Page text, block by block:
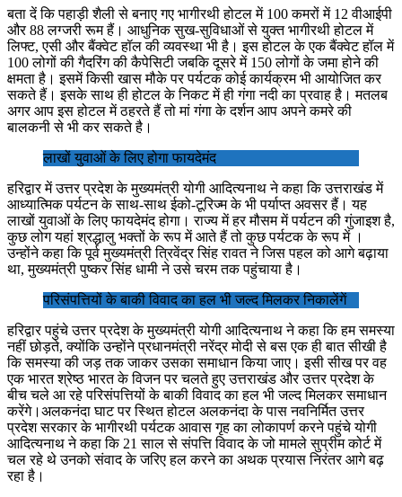
बता दें कि पहाड़ी शैली से बनाए गए भागीरथी होटल में 100 कमरों में 12 वीआईपी
और 88 लग्जरी रूम हैं। आधुनिक सुख-सुविधाओं से युक्त भागीरथी होटल में
लिफ्ट, एसी और बैंक्वेट हॉल की व्यवस्था भी है। इस होटल के एक बैंक्वेट हॉल में
100 लोगों की गैदरिंग की कैपेसिटी जबकि दूसरे में 150 लोगों के जमा होने की
क्षमता है। इसमें किसी खास मौके पर पर्यटक कोई कार्यक्रम भी आयोजित कर
सकते हैं। इसके साथ ही होटल के निकट में ही गंगा नदी का प्रवाह है। मतलब
अगर आप इस होटल में ठहरते हैं तो मां गंगा के दर्शन आप अपने कमरे की
बालकनी से भी कर सकते है।
लाखों युवाओं के लिए होगा फायदेमंद
हरिद्वार में उत्तर प्रदेश के मुख्यमंत्री योगी आदित्यनाथ ने कहा कि उत्तराखंड में
आध्यात्मिक पर्यटन के साथ-साथ ईको-टूरिज्म के भी पर्याप्त अवसर हैं। यह
लाखों युवाओं के लिए फायदेमंद होगा। राज्य में हर मौसम में पर्यटन की गुंजाइश है,
कुछ लोग यहां श्रद्धालु भक्तों के रूप में आते हैं तो कुछ पर्यटक के रूप में ।
उन्होंने कहा कि पूर्व मुख्यमंत्री त्रिवेंद्र सिंह रावत ने जिस पहल को आगे बढ़ाया
था, मुख्यमंत्री पुष्कर सिंह धामी ने उसे चरम तक पहुंचाया है।
परिसंपत्तियों के बाकी विवाद का हल भी जल्द मिलकर निकालेंगें
हरिद्वार पहुंचे उत्तर प्रदेश के मुख्यमंत्री योगी आदित्यनाथ ने कहा कि हम समस्या
नहीं छोड़ते, क्योंकि उन्होंने प्रधानमंत्री नरेंद्र मोदी से बस एक ही बात सीखी है
कि समस्या की जड़ तक जाकर उसका समाधान किया जाए। इसी सीख पर वह
एक भारत श्रेष्ठ भारत के विजन पर चलते हुए उत्तराखंड और उत्तर प्रदेश के
बीच चले आ रहे परिसंपत्तियों के बाकी विवाद का हल भी जल्द मिलकर समाधान
करेंगे।अलकनंदा घाट पर स्थित होटल अलकनंदा के पास नवनिर्मित उत्तर
प्रदेश सरकार के भागीरथी पर्यटक आवास गृह का लोकापर्ण करने पहुंचे योगी
आदित्यनाथ ने कहा कि 21 साल से संपत्ति विवाद के जो मामले सुप्रीम कोर्ट में
चल रहे थे उनको संवाद के जरिए हल करने का अथक प्रयास निरंतर आगे बढ़
रहा है।